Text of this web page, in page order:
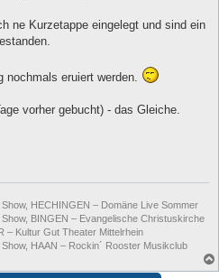
ne Kurzetappe eingelegt und sind ein
eruiert werden.
vorher gebucht) - das Gleiche.
HECHINGEN – Domäne Live Sommer
BINGEN – Evangelische Christuskirche
– Kultur Gut Theater Mittelrhein
HAAN – Rockin´ Rooster Musikclub